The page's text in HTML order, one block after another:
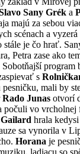
Sany Grék a
majú za sebou
scénach a
stále je čo hrať.
Petra zase ako
program
s
mali by
Rado Junas otvorí
počuli vo vrcholnej
Gailard hrala
sa vynorila v
Horana je
ladiacu so